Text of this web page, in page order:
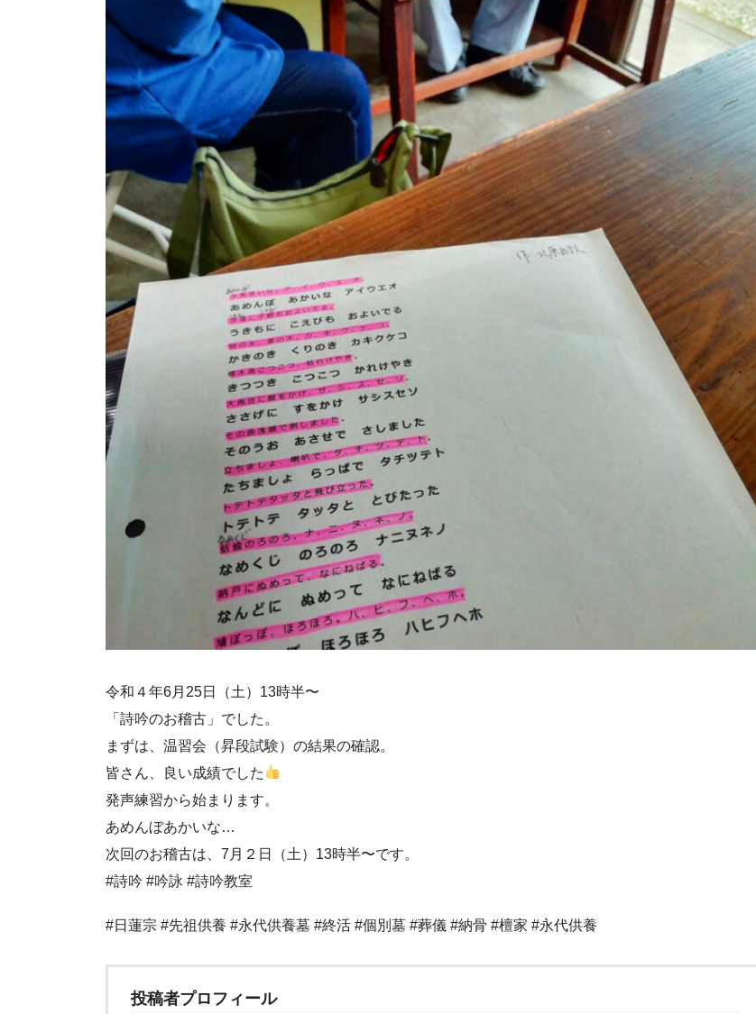
令和４年6月25日（土）13時半〜
「詩吟のお稽古」でした。
まずは、温習会（昇段試験）の結果の確認。
皆さん、良い成績でした
発声練習から始まります。
あめんぼあかいな…
次回のお稽古は、7月２日（土）13時半〜です。
#詩吟 #吟詠 #詩吟教室
#日蓮宗 #先祖供養 #永代供養墓 #終活 #個別墓 #葬儀 #納骨 #檀家 #永代供養
投稿者プロフィール